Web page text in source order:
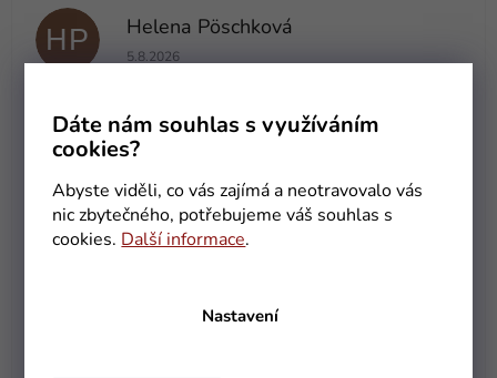
Dáte nám souhlas s využíváním
cookies?
Abyste viděli, co vás zajímá a neotravovalo vás
nic zbytečného, potřebujeme váš souhlas s
cookies. Další informace.
Nastavení
HP Helena Pöschková
Hodnocení obchodu je 5 z 5 hvězdiček.
5.8.2026
OU Olga Urbánková
Hodnocení obchodu je 5 z 5 hvězdiček.
31.7.2026
Rychlé dodání po zadané objednávce. Vše v pořádku.
Doporučuji